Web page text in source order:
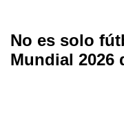
No es solo
Mundial 2026